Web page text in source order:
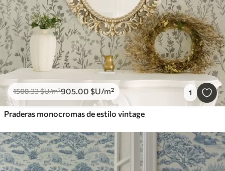
1508.33$U/m²905.00 $U/m² 1
Praderas monocromas de estilo vintage